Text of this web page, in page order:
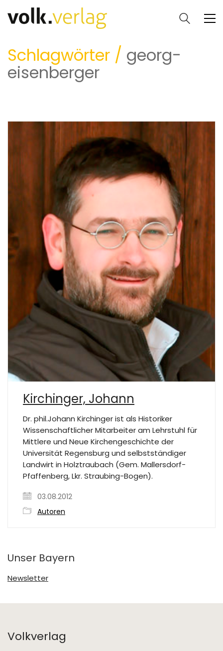
Schlagwörter / georg-
eisenberger
Kirchinger, Johann
Dr. phil.Johann Kirchinger ist als Historiker
Wissenschaftlicher Mitarbeiter am Lehrstuhl für
Mittlere und Neue Kirchengeschichte der
Universität Regensburg und selbstständiger
Landwirt in Holztraubach (Gem. Mallersdorf-
Pfaffenberg, Lkr. Straubing-Bogen).
03.08.2012
Autoren
Unser Bayern
Newsletter
Volkverlag